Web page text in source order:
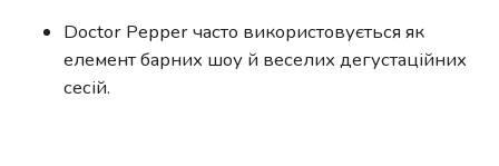
Doctor Pepper часто використовується як
елемент барних шоу й веселих дегустаційних
сесій.